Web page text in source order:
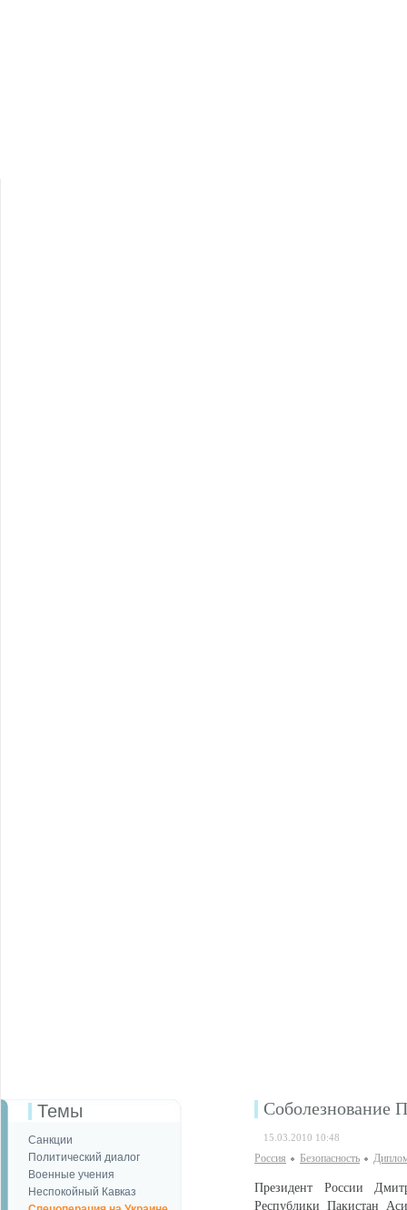
Темы
Санкции
Политический диалог
Военные учения
Неспокойный Кавказ
Соболезнование
15.03.2010 10:48
Россия Безопаcность
Президент России
Республики Пакистан